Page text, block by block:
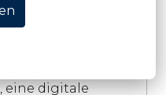
der Schublade
einer Kultur des
eine digitale